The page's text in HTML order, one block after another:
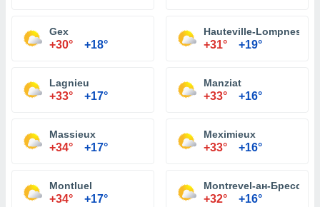
Gex
+30° +18°
Hauteville-Lompnes
+31° +19°
Lagnieu
+33° +17°
Manziat
+33° +16°
Massieux
+34° +17°
Meximieux
+33° +16°
Montluel
+34° +17°
Montrevel-ан-Бресс
+32° +16°